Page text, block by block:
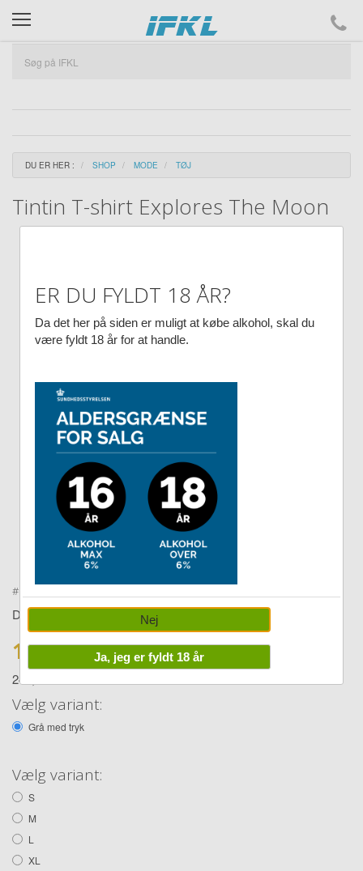
ifkl
DU ER HER : SHOP MODE TØJ
Tintin T-shirt Explores The Moon
Double tap to zoom
#
Diverse
129,00 DKK
249,00
Vælg variant:
Grå med tryk
Vælg variant:
S
M
L
XL
ER DU FYLDT 18 ÅR?
Da det her på siden er muligt at købe alkohol, skal du
være fyldt 18 år for at handle.
Nej
Ja, jeg er fyldt 18 år